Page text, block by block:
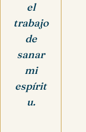
el
trabajo
de
sanar
mi
espírit
u.